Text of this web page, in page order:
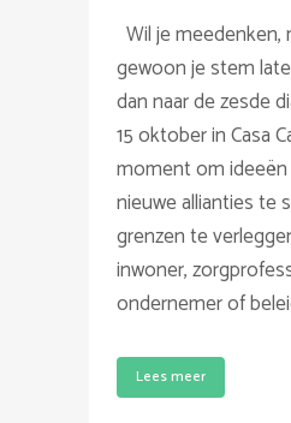
Wil je
gewoon je stem
dan naar de zesde
15 oktober in Casa
moment om
nieuwe allianties te
grenzen te
inwoner,
ondernemer of
Lees meer